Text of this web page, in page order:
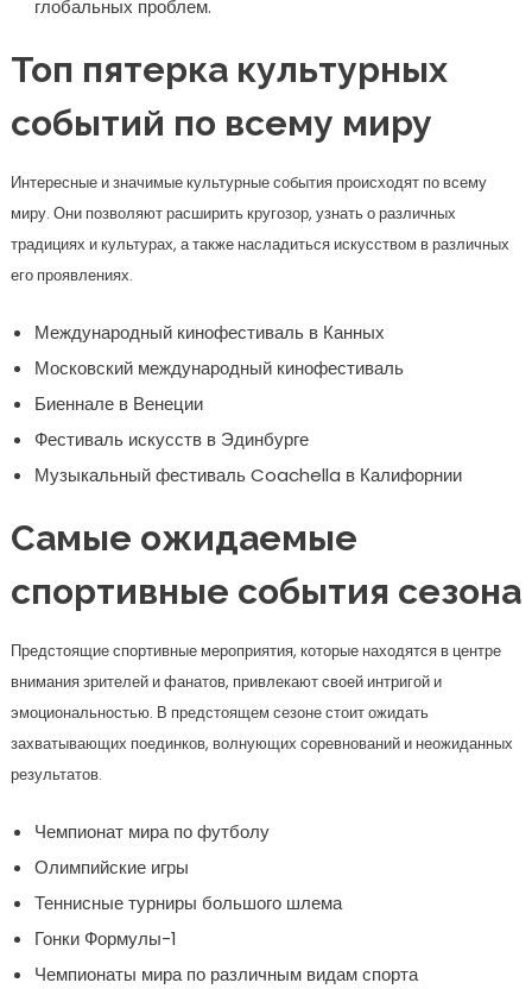
глобальных проблем.
Топ пятерка культурных
событий по всему миру
Интересные и значимые культурные события происходят по всему
миру. Они позволяют расширить кругозор, узнать о различных
традициях и культурах, а также насладиться искусством в различных
его проявлениях.
Международный кинофестиваль в Канных
Московский международный кинофестиваль
Биеннале в Венеции
Фестиваль искусств в Эдинбурге
Музыкальный фестиваль Coachella в Калифорнии
Самые ожидаемые
спортивные события сезона
Предстоящие спортивные мероприятия, которые находятся в центре
внимания зрителей и фанатов, привлекают своей интригой и
эмоциональностью. В предстоящем сезоне стоит ожидать
захватывающих поединков, волнующих соревнований и неожиданных
результатов.
Чемпионат мира по футболу
Олимпийские игры
Теннисные турниры большого шлема
Гонки Формулы-1
Чемпионаты мира по различным видам спорта